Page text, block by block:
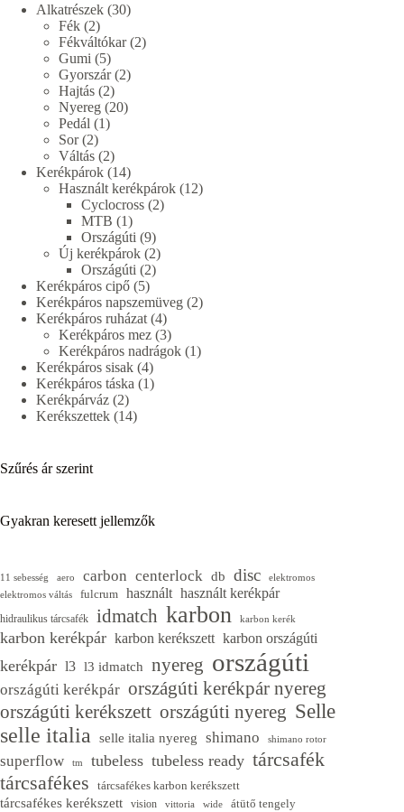
Alkatrészek 3030
Fék 22
termék
Fékváltókar 22
Gumi 55
termék
Gyorszár 22
Hajtás 22
termék
Nyereg 2020
Pedál 11
Sor 22
termék
Váltás 22
termék
Kerékpárok 1414
termék
Használt kerékpárok 1212
Cyclocross 22
MTB 11
termék
Országúti 99
termék
Új kerékpárok 22
termék
Országúti 22
Kerékpáros cipő 55
termék
Kerékpáros napszemüveg 22
Kerékpáros ruházat 44
termék
Kerékpáros mez 33
termék
Kerékpáros nadrágok 11
Kerékpáros sisak 44
termék
Kerékpáros táska 11
Kerékpárváz 22
termék
Kerékszettek 1414
Szűrés ár szerint
Gyakran keresett jellemzők
11 sebesség aero carbon centerlock db disc
elektromos
elektromos váltás
fulcrum használt használt kerékpár
hidraulikus tárcsafék idmatch karbon karbon kerék
karbon kerékpár karbon kerékszett karbon országúti
kerékpár l3 l3 idmatch nyereg országúti
országúti kerékpár országúti kerékpár nyereg
országúti kerékszett országúti nyereg Selle
selle italia selle italia nyereg shimano shimano rotor
superflow tm tubeless tubeless ready tárcsafék
tárcsafékes
tárcsafékes karbon kerékszett
tárcsafékes kerékszett vision vittoria wide
átütő tengely